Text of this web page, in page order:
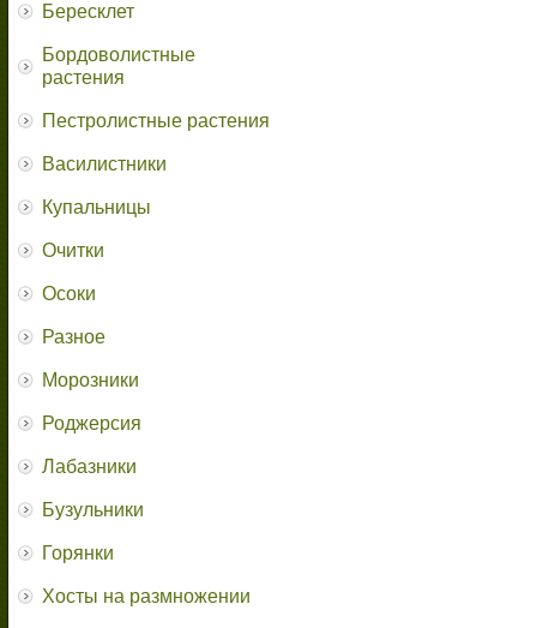
Бересклет
Бордоволистные
растения
Пестролистные растения
Василистники
Купальницы
Очитки
Осоки
Разное
Морозники
Роджерсия
Лабазники
Бузульники
Горянки
Хосты на размножении